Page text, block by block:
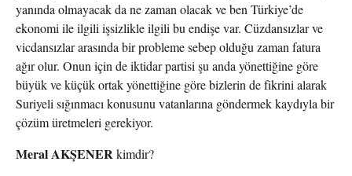
yanında olmayacak da ne zaman olacak ve ben Türkiye’de
ekonomi ile ilgili işsizlikle ilgili bu endişe var. Cüzdansızlar ve
vicdansızlar arasında bir probleme sebep olduğu zaman fatura
ağır olur. Onun için de iktidar partisi şu anda yönettiğine göre
büyük ve küçük ortak yönettiğine göre bizlerin de fikrini alarak
Suriyeli sığınmacı konusunu vatanlarına göndermek kaydıyla bir
çözüm üretmeleri gerekiyor.
Meral AKŞENERkimdir?